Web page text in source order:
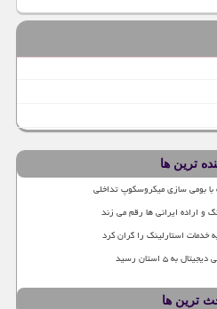
ترین ها
بومی سازی میکروسکوپ تداخلی
و اراده ایرانی ها رقم می زند
استارلینک را گران کرد
۵ استان رسید
ترین ها